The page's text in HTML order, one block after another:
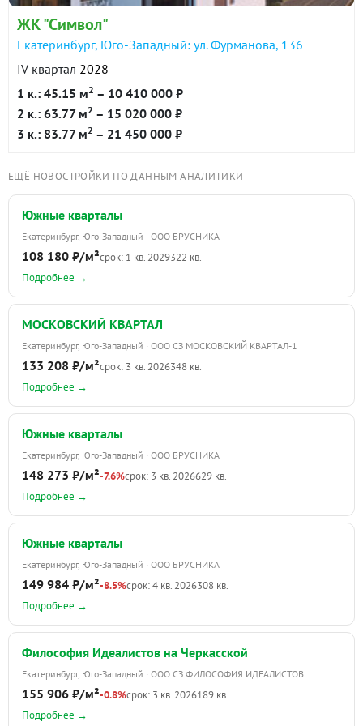
звукоизоляцию и приватность жильцам квартиры.
Окна пластиковые с пятикамерным ПВХ профилем.
В квартирах выполнена отделка White box. Стены
выровнены и отштукатурены, на полу -
теплозвукоизоляционная прокладка и цементная
стяжка.
гидроизоляция с заведением на вертикальные
плоскости не менее 300 мм. Проведена разводка
электрики и сантехники, датчики пожарной
сигнализация. Телевидение, интернет, телефония
заведены до щитка на этаже с возможностью
быстрого подключения.
90 дн.
в продаже
9 322 666
Показать всю историю: 30 предложений →
ЖК "Символ"
Екатеринбург, Юго-Западный: ул. Фурманова, 136
IV квартал 2028
1 к.: 45.15 м2 – 10 410 000 ₽
2 к.: 63.77 м2 – 15 020 000 ₽
3 к.: 83.77 м2 – 21 450 000 ₽
ЕЩЁ НОВОСТРОЙКИ ПО ДАННЫМ АНАЛИТИКИ
Южные кварталы
Екатеринбург, Юго-Западный · ООО БРУСНИКА
108 180 ₽/м²срок: 1 кв. 2029322 кв.
Подробнее →
МОСКОВСКИЙ КВАРТАЛ
Екатеринбург, Юго-Западный · ООО СЗ МОСКОВСКИЙ КВАРТАЛ-1
133 208 ₽/м²срок: 3 кв. 2026348 кв.
Подробнее →
Южные кварталы
Екатеринбург, Юго-Западный · ООО БРУСНИКА
148 273 ₽/м²-7.6%срок: 3 кв. 2026629 кв.
Подробнее →
Южные кварталы
Екатеринбург, Юго-Западный · ООО БРУСНИКА
149 984 ₽/м²-8.5%срок: 4 кв. 2026308 кв.
Подробнее →
Философия Идеалистов на Черкасской
Екатеринбург, Юго-Западный · ООО СЗ ФИЛОСОФИЯ ИДЕАЛИСТОВ
155 906 ₽/м²-0.8%срок: 3 кв. 2026189 кв.
Подробнее →